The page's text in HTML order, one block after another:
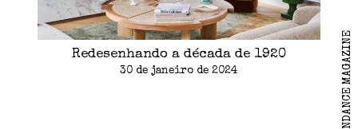
Redesenhando a década de 1920
30 de janeiro de 2024